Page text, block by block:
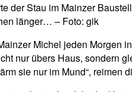
der Stau im Mainzer
länger… – Foto: gik
Michel jeden Morgen
nur übers Haus, sondern
sie nur im Mund“, reimen